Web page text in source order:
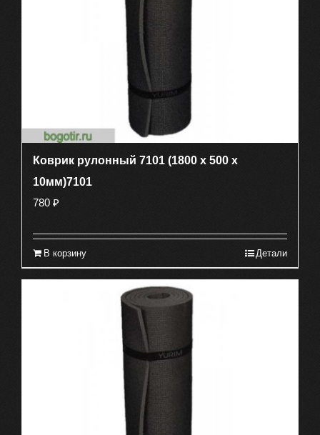
Коврик рулонный 7101 (1800 х 500 х
10мм)7101
780 ₽
В корзину Детали